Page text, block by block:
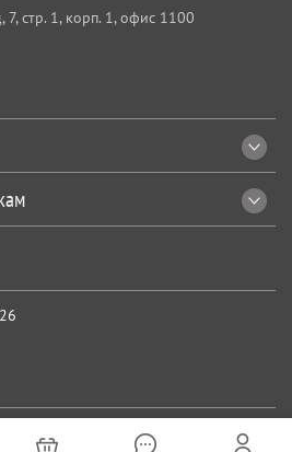
7, стр. 1, корп. 1, офис 1100